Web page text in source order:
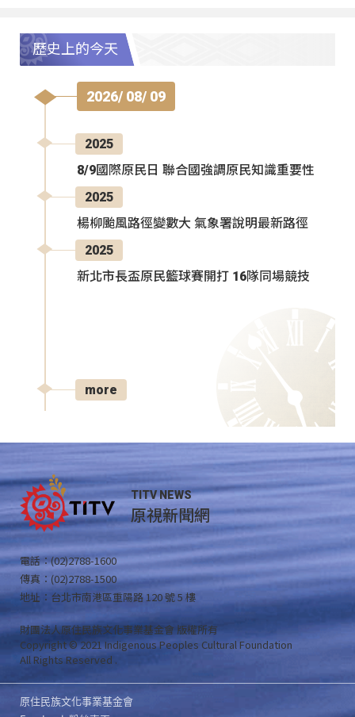
歷史上的今天
2026/ 08/ 09
2025
8/9國際原民日 聯合國強調原民知識重要性
2025
楊柳颱風路徑變數大 氣象署說明最新路徑
2025
新北市長盃原民籃球賽開打 16隊同場競技
more
TITV NEWS
原視新聞網
電話：(02)2788-1600
傳真：(02)2788-1500
地址：台北市南港區重陽路 120 號 5 樓
財團法人原住民族文化事業基金會 版權所有
Copyright © 2021 Indigenous Peoples Cultural Foundation
All Rights Reserved .
原住民族文化事業基金會